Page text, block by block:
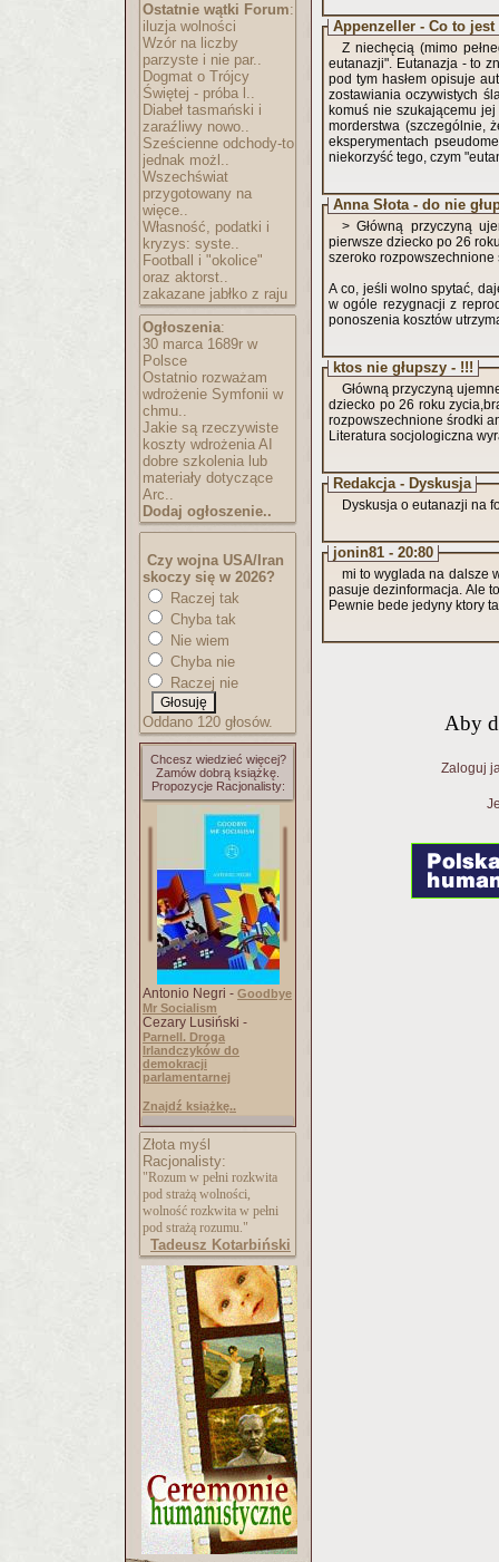
Ostatnie wątki Forum:
iluzja wolności
Wzór na liczby
parzyste i nie par..
Dogmat o Trójcy
Świętej - próba l..
Diabeł tasmański i
zaraźliwy nowo..
Sześcienne odchody-to
jednak możl..
Wszechświat
przygotowany na
więce..
Własność, podatki i
kryzys: syste..
Football i "okolice"
oraz aktorst..
zakazane jabłko z raju
Ogłoszenia:
30 marca 1689r w
Polsce
Ostatnio rozważam
wdrożenie Symfonii w
chmu..
Jakie są rzeczywiste
koszty wdrożenia AI
dobre szkolenia lub
materiały dotyczące
Arc..
Dodaj ogłoszenie..
Czy wojna USA/Iran
skoczy się w 2026?
Raczej tak
Chyba tak
Nie wiem
Chyba nie
Raczej nie
Oddano 120 głosów.
Chcesz wiedzieć więcej?
Zamów dobrą książkę.
Propozycje Racjonalisty:
Antonio Negri - Goodbye
Mr Socialism
Cezary Lusiński -
Parnell. Droga
Irlandczyków do
demokracji
parlamentarnej
Znajdź książkę..
Złota myśl
Racjonalisty:
"Rozum w pełni rozkwita
pod strażą wolności,
wolność rozkwita w pełni
pod strażą rozumu."
Tadeusz Kotarbiński
Appenzeller - Co to
Z niechęcią (mimo
eutanazji". Eutanazja - to
pod tym hasłem opisuje
zostawiania oczywistych
komuś nie szukającemu
morderstwa (szczególnie,
eksperymentach
niekorzyść tego, czym
Anna Słota - do nie
> Główną przyczyną
pierwsze dziecko po 26
szeroko
A co, jeśli wolno spytać,
w ogóle rezygnacji z
ponoszenia kosztów
ktos nie głupszy - !!!
Główną przyczyną
dziecko po 26 roku
rozpowszechnione środki
Literatura socjologiczna
Redakcja - Dyskusja
Dyskusja o eutanazji na
jonin81 - 20:80
mi to wyglada na dalsze wprowadzanie mysli
pasuje dezinformacja. Ale
Pewnie bede jedyny ktory
Aby
Zaloguj